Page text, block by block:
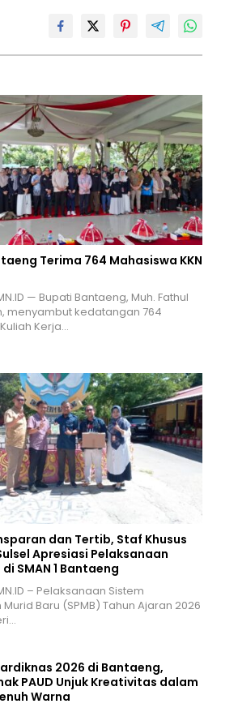
Terima 764 Mahasiswa KKN
— Bupati Bantaeng, Muh. Fathul
menyambut kedatangan 764
Kerja…
dan Tertib, Staf Khusus
Apresiasi Pelaksanaan
di SMAN 1 Bantaeng
– Pelaksanaan Sistem
Baru (SPMB) Tahun Ajaran 2026
2026 di Bantaeng,
PAUD Unjuk Kreativitas dalam
Warna